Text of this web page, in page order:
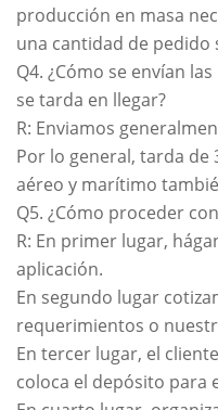
producción en masa
una cantidad de pedido
Q4. ¿Cómo se envían
se tarda en llegar?
R: Enviamos
Por lo general, tarda de
aéreo y marítimo
Q5. ¿Cómo proceder
R: En primer lugar,
aplicación.
En segundo lugar
requerimientos o
En tercer lugar, el
coloca el depósito para